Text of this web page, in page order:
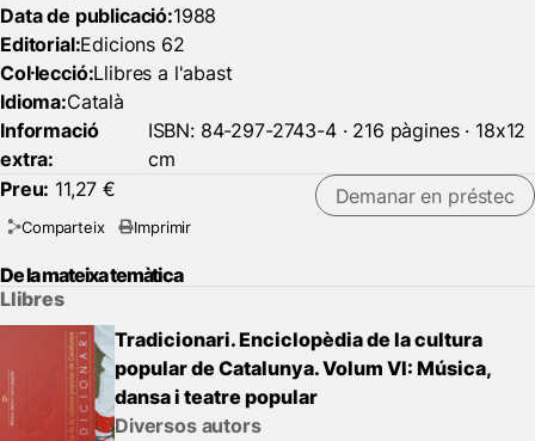
Data de publicació:1988
Editorial:Edicions 62
Col·lecció:Llibres a l'abast
Idioma:Català
Informació
extra:
ISBN: 84-297-2743-4 · 216 pàgines · 18x12
cm
Preu: 11,27 € Demanar en préstec
Comparteix Imprimir
De la mateixa temàtica
Llibres
Tradicionari. Enciclopèdia de la cultura
popular de Catalunya. Volum VI: Música,
dansa i teatre popular
Diversos autors